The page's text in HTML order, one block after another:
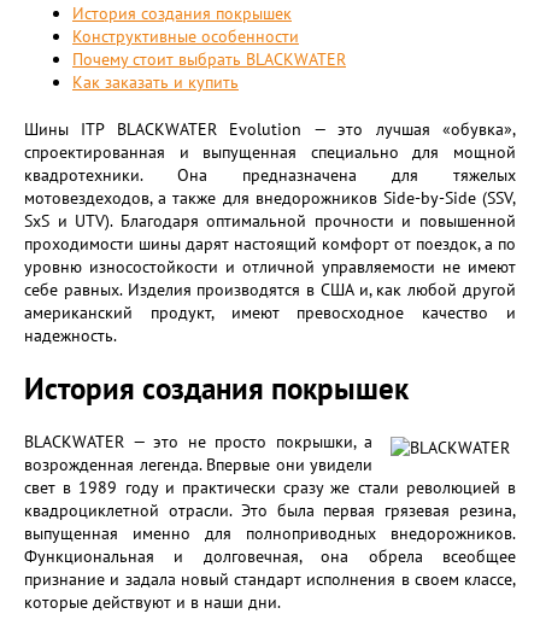
История создания покрышек
Конструктивные особенности
Почему стоит выбрать BLACKWATER
Как заказать и купить
Шины ITP BLACKWATER Evolution — это лучшая «обувка»,
спроектированная и выпущенная специально для мощной
квадротехники. Она предназначена для тяжелых
мотовездеходов, а также для внедорожников Side-by-Side (SSV,
SxS и UTV). Благодаря оптимальной прочности и повышенной
проходимости шины дарят настоящий комфорт от поездок, а по
уровню износостойкости и отличной управляемости не имеют
себе равных. Изделия производятся в США и, как любой другой
американский продукт, имеют превосходное качество и
надежность.
История создания покрышек
BLACKWATER — это не просто покрышки, а
возрожденная легенда. Впервые они увидели
свет в 1989 году и практически сразу же стали революцией в
квадроциклетной отрасли. Это была первая грязевая резина,
выпущенная именно для полноприводных внедорожников.
Функциональная и долговечная, она обрела всеобщее
признание и задала новый стандарт исполнения в своем классе,
которые действуют и в наши дни.